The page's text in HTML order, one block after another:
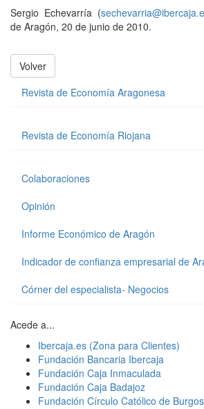
Sergio Echevarría (
de Aragón, 20 de junio de 2010.
Volver
Revista de Economía Aragonesa
Revista de Economía Riojana
Colaboraciones
Opinión
Informe Económico de Aragón
Indicador de confianza empresarial de
Córner del especialista- Negocios
Acede a...
Ibercaja.es (Zona para Clientes)
Fundación Bancaria Ibercaja
Fundación Caja Inmaculada
Fundación Caja Badajoz
Fundación Círculo Católico de Burgos